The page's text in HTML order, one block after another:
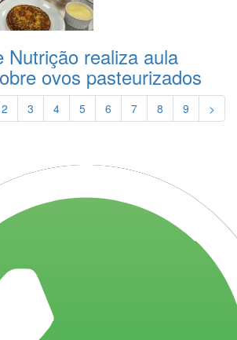
Nutrição realiza aula
ovos pasteurizados
2 3 4 5 6 7 8 9 >